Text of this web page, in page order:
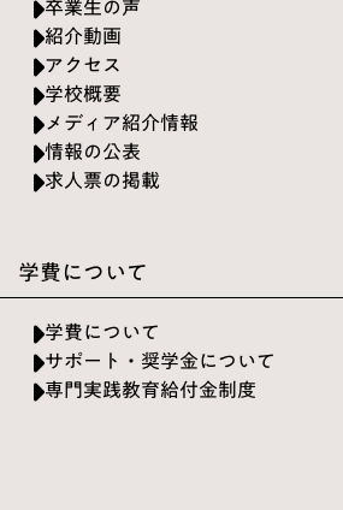
紹介動画
アクセス
学校概要
メディア紹介情報
情報の公表
求人票の掲載
学費について
学費について
サポート・奨学金について
専門実践教育給付金制度